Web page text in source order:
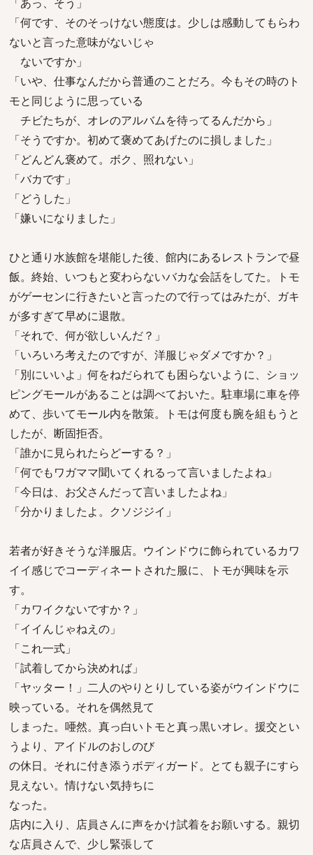
「何です、そのそっけない態度は。少しは感動してもらわ
ないと言った意味がないじゃ
ないですか」
「いや、仕事なんだから普通のことだろ。今もその時のト
モと同じように思っている
チビたちが、オレのアルバムを待ってるんだから」
「そうですか。初めて褒めてあげたのに損しました」
「どんどん褒めて。ボク、照れない」
「バカです」
「どうした」
「嫌いになりました」
ひと通り水族館を堪能した後、館内にあるレストランで昼
飯。終始、いつもと変わらないバカな会話をしてた。トモ
がゲーセンに行きたいと言ったので行ってはみたが、ガキ
が多すぎて早めに退散。
「それで、何が欲しいんだ？」
「いろいろ考えたのですが、洋服じゃダメですか？」
「別にいいよ」何をねだられても困らないように、ショッ
ピングモールがあることは調べておいた。駐車場に車を停
めて、歩いてモール内を散策。トモは何度も腕を組もうと
したが、断固拒否。
「誰かに見られたらどーする？」
「何でもワガママ聞いてくれるって言いましたよね」
「今日は、お父さんだって言いましたよね」
「分かりましたよ。クソジジイ」
若者が好きそうな洋服店。ウインドウに飾られているカワ
イイ感じでコーディネートされた服に、トモが興味を示
す。
「カワイクないですか？」
「イイんじゃねえの」
「これ一式」
「試着してから決めれば」
「ヤッター！」二人のやりとりしている姿がウインドウに
映っている。それを偶然見て
しまった。唖然。真っ白いトモと真っ黒いオレ。援交とい
うより、アイドルのおしのび
の休日。それに付き添うボディガード。とても親子にすら
見えない。情けない気持ちに
なった。
店内に入り、店員さんに声をかけ試着をお願いする。親切
な店員さんで、少し緊張して